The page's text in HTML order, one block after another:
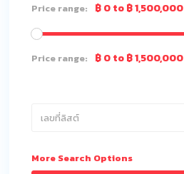
Price range: ฿ 0 to ฿ 1,500,000
Price range: ฿ 0 to ฿ 1,500,000
More Search Options